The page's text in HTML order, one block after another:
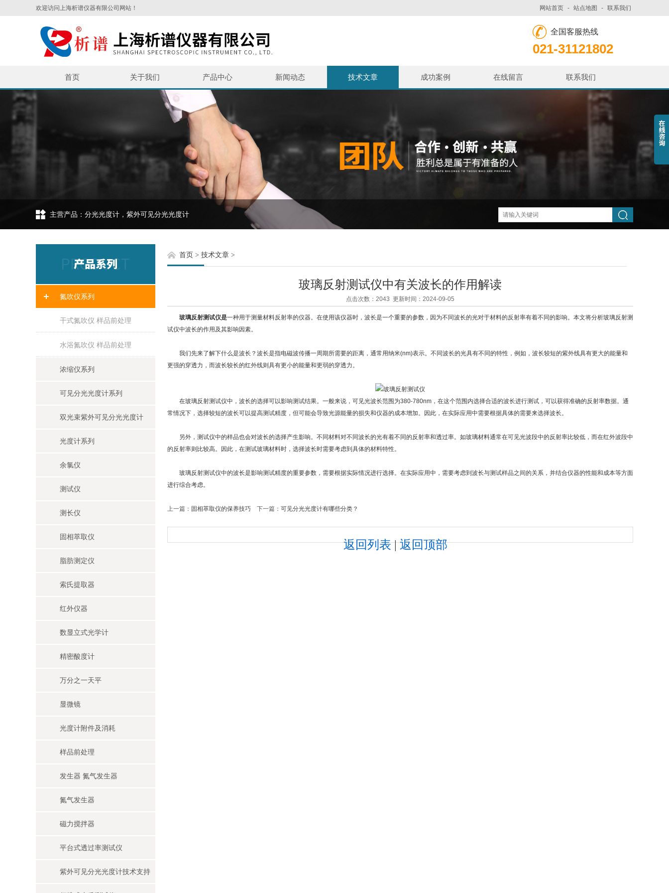
欢迎访问上海析谱仪器有限公司网站！ 网站首页 - 站点地图 - 联系我们
全国客服热线
021-31121802
首页 关于我们 产品中心 新闻动态 技术文章 成功案例 在线留言 联系我们
主营产品：分光光度计，紫外可见分光光度计
氮吹仪系列
干式氮吹仪 样品前处理
水浴氮吹仪 样品前处理
浓缩仪系列
可见分光光度计系列
双光束紫外可见分光光度计
光度计系列
余氯仪
测试仪
测长仪
固相萃取仪
脂肪测定仪
索氏提取器
红外仪器
数显立式光学计
精密酸度计
万分之一天平
显微镜
光度计附件及消耗
样品前处理
发生器 氮气发生器
氮气发生器
磁力搅拌器
平台式透过率测试仪
紫外可见分光光度计技术支持
首页 > 技术文章 >
玻璃反射测试仪中有关波长的作用解读
点击次数：2043 更新时间：2024-09-05
玻璃反射测试仪是一种用于测量材料反射率的仪器。在使用该仪器时，波长是一个重要的参数，因为不同波长的光对于材料的反射率有着不同的影响。本文将分析玻璃反射测
试仪中波长的作用及其影响因素。
我们先来了解下什么是波长？波长是指电磁波传播一周期所需要的距离，通常用纳米(nm)表示。不同波长的光具有不同的特性，例如，波长较短的紫外线具有更大的能量和
更强的穿透力，而波长较长的红外线则具有更小的能量和更弱的穿透力。
在玻璃反射测试仪中，波长的选择可以影响测试结果。一般来说，可见光波长范围为380-780nm，在这个范围内选择合适的波长进行测试，可以获得准确的反射率数据。通
常情况下，选择较短的波长可以提高测试精度，但可能会导致光源能量的损失和仪器的成本增加。因此，在实际应用中需要根据具体的需要来选择波长。
另外，测试仪中的样品也会对波长的选择产生影响。不同材料对不同波长的光有着不同的反射率和透过率。如玻璃材料通常在可见光波段中的反射率比较低，而在红外波段中
的反射率则比较高。因此，在测试玻璃材料时，选择波长时需要考虑到具体的材料特性。
玻璃反射测试仪中的波长是影响测试精度的重要参数，需要根据实际情况进行选择。在实际应用中，需要考虑到波长与测试样品之间的关系，并结合仪器的性能和成本等方面
进行综合考虑。
上一篇： 固相萃取仪的保养技巧 下一篇： 可见分光光度计有哪些分类？
返回列表|返回顶部